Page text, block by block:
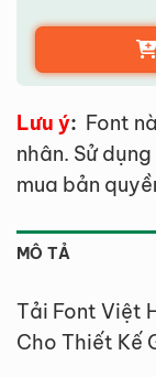
Lưu ý: Font
nhân. Sử
mua bản
MÔ TẢ
Tải Font Việt
Cho Thiết Kế